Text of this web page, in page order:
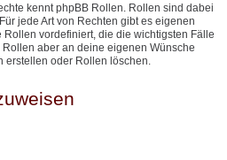
kennt phpBB Rollen. Rollen sind dabei
jede Art von Rechten gibt es eigenen
vordefiniert, die die wichtigsten Fälle
aber an deine eigenen Wünsche
oder Rollen löschen.